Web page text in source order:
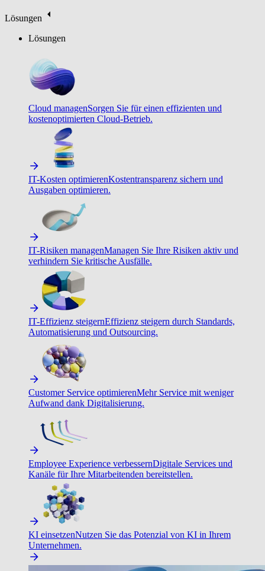
Lösungen
Lösungen
Cloud managenSorgen Sie für einen effizienten und
kostenoptimierten Cloud-Betrieb.
IT-Kosten optimierenKostentransparenz sichern und
Ausgaben optimieren.
IT-Risiken managenManagen Sie Ihre Risiken aktiv und
verhindern Sie kritische Ausfälle.
IT-Effizienz steigernEffizienz steigern durch Standards,
Automatisierung und Outsourcing.
Customer Service optimierenMehr Service mit weniger
Aufwand dank Digitalisierung.
Employee Experience verbessernDigitale Services und
Kanäle für Ihre Mitarbeitenden bereitstellen.
KI einsetzenNutzen Sie das Potenzial von KI in Ihrem
Unternehmen.